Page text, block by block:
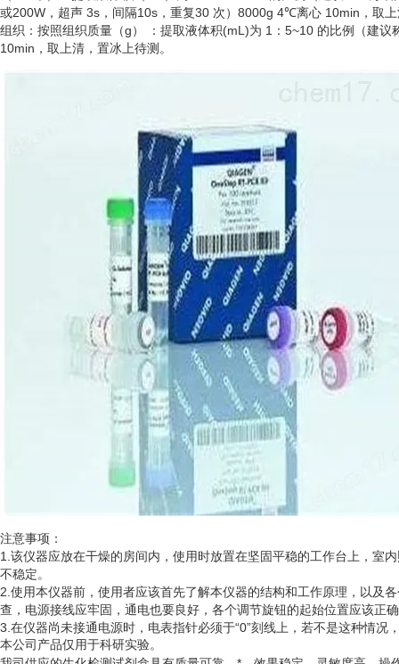
或200W，超声 3s，间隔10s，重复30 次）8000g 4℃离心 10min，取
组织：按照组织质量（g） ：提取液体积(mL)为 1：5~10 的比例（建
10min，取上清，置冰上待测。
注意事项：
1.该仪器应放在干燥的房间内，使用时放置在坚固平稳的工作台上，室
不稳定。
2.使用本仪器前，使用者应该首先了解本仪器的结构和工作原理，以及
查，电源接线应牢固，通电也要良好，各个调节旋钮的起始位置应该正
3.在仪器尚未接通电源时，电表指针必须于“0”刻线上，若不是这种情况
本公司产品仅用于科研实验。